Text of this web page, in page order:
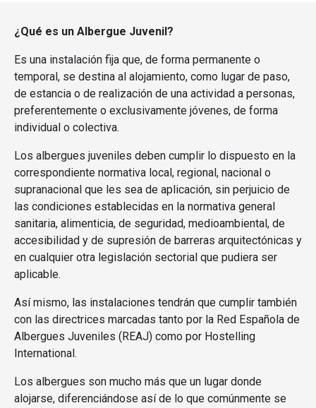
¿Qué es un Albergue Juvenil?
Es una instalación fija que, de forma permanente o
temporal, se destina al alojamiento, como lugar de paso,
de estancia o de realización de una actividad a personas,
preferentemente o exclusivamente jóvenes, de forma
individual o colectiva.
Los albergues juveniles deben cumplir lo dispuesto en la
correspondiente normativa local, regional, nacional o
supranacional que les sea de aplicación, sin perjuicio de
las condiciones establecidas en la normativa general
sanitaria, alimenticia, de seguridad, medioambiental, de
accesibilidad y de supresión de barreras arquitectónicas y
en cualquier otra legislación sectorial que pudiera ser
aplicable.
Así mismo, las instalaciones tendrán que cumplir también
con las directrices marcadas tanto por la Red Española de
Albergues Juveniles (REAJ) como por Hostelling
International.
Los albergues son mucho más que un lugar donde
alojarse, diferenciándose así de lo que comúnmente se